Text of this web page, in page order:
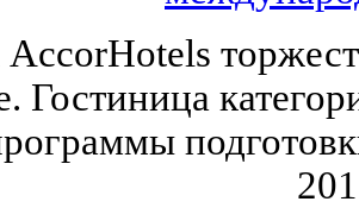
Гостиница